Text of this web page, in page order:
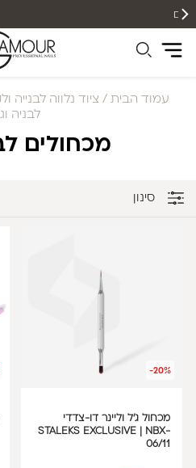
עמוד הבית / ציוד נלווה לבנייה
לבניה
מכחולים
סינון
-20%
מכחול ג'ל וליינר דו-צדדי
STALEKS EXCLUSIVE | NBX-
06/11